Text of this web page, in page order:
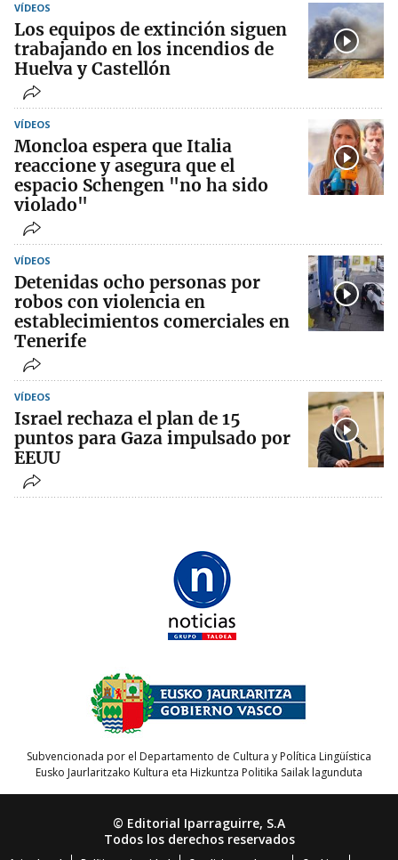
VÍDEOS
Los equipos de extinción siguen
trabajando en los incendios de
Huelva y Castellón
VÍDEOS
Moncloa espera que Italia
reaccione y asegura que el
espacio Schengen "no ha sido
violado"
VÍDEOS
Detenidas ocho personas por
robos con violencia en
establecimientos comerciales en
Tenerife
VÍDEOS
Israel rechaza el plan de 15
puntos para Gaza impulsado por
EEUU
Subvencionada por el Departamento de Cultura y Política Lingüística
Eusko Jaurlaritzako Kultura eta Hizkuntza Politika Sailak lagunduta
© Editorial Iparraguirre, S.A
Todos los derechos reservados